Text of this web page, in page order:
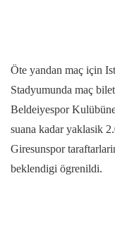
Öte yandan maç için
Stadyumunda maç
Beldeiyespor
suana kadar yaklasik
Giresunspor
beklendigi ögrenildi.